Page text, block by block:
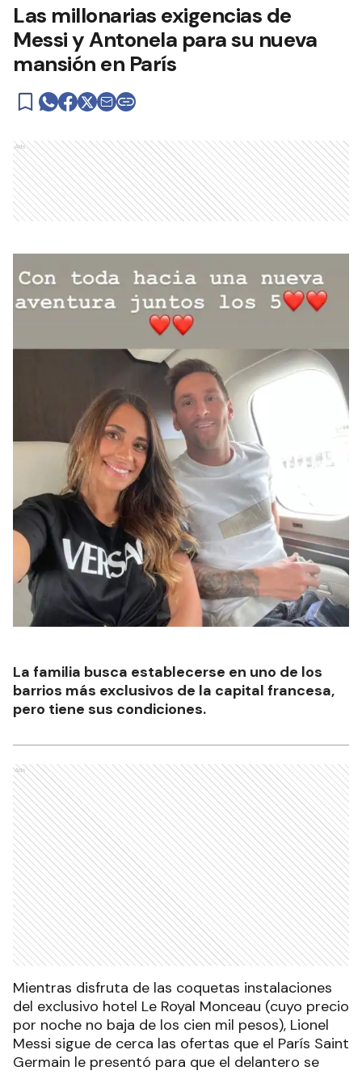
Las millonarias exigencias de
Messi y Antonela para su nueva
mansión en París
Ads
La familia busca establecerse en uno de los
barrios más exclusivos de la capital francesa,
pero tiene sus condiciones.
Ads
Mientras disfruta de las coquetas instalaciones
del exclusivo hotel Le Royal Monceau (cuyo precio
por noche no baja de los cien mil pesos), Lionel
Messi sigue de cerca las ofertas que el París Saint
Germain le presentó para que el delantero se